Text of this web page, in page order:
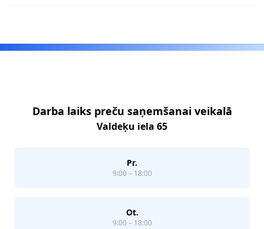
Darba laiks preču saņemšanai veikalā
Valdeķu iela 65
Pr.
9:00 – 18:00
Ot.
9:00 – 18:00